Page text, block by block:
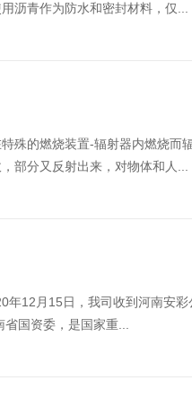
沥青作为防水和密封材料，仅...
殊的燃烧装置-辐射器内燃烧而
部分又反射出来，对物体和人...
年12月15日，我司收到河南安
国资委，是国家重...